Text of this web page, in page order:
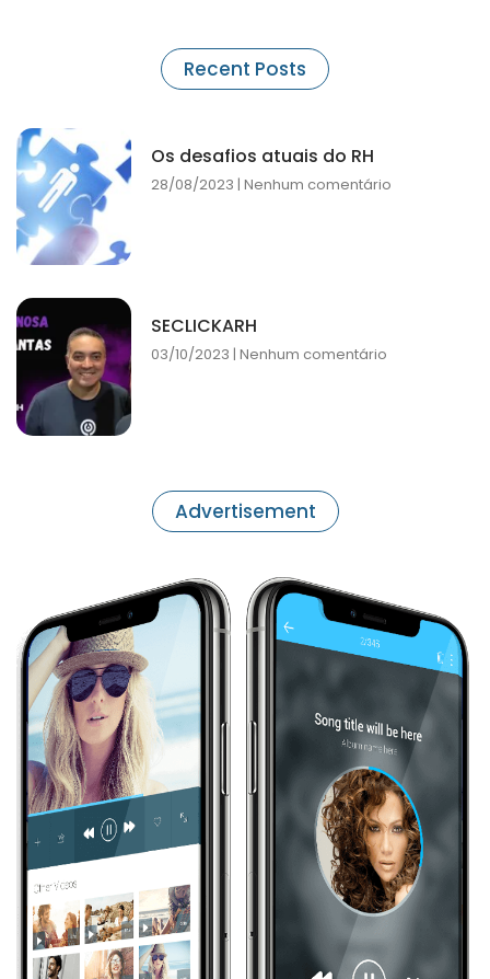
Recent Posts
Os desafios atuais do RH
28/08/2023 Nenhum comentário
SECLICKARH
03/10/2023 Nenhum comentário
Advertisement